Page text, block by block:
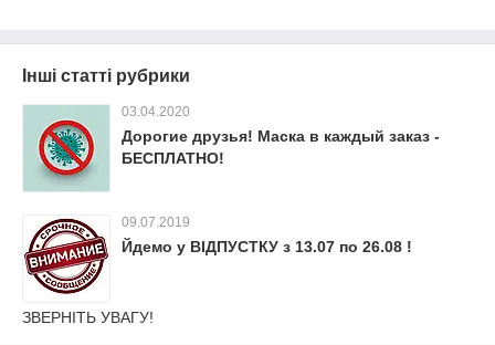
Інші статті рубрики
03.04.2020
Дорогие друзья! Маска в каждый заказ -
БЕСПЛАТНО!
09.07.2019
Йдемо у ВІДПУСТКУ з 13.07 по 26.08 !
ЗВЕРНІТЬ УВАГУ!